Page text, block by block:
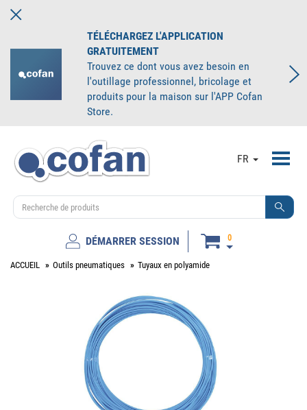
TÉLÉCHARGEZ L'APPLICATION
GRATUITEMENT
Trouvez ce dont vous avez besoin en
l'outillage professionnel, bricolage et
produits pour la maison sur l'APP Cofan
Store.
FR
DÉMARRER SESSION 0
ACCUEIL Outils pneumatiques Tuyaux en polyamide